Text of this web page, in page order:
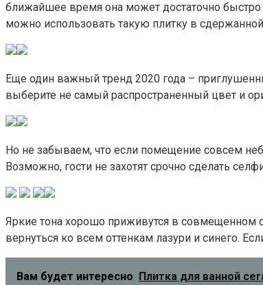
ближайшее время она может достаточно
можно использовать такую плитку в
Еще один важный тренд 2020 года –
выберите не самый распространенный цвет и
Но не забываем, что если помещение совсем
Возможно, гости не захотят срочно сделать
Яркие тона хорошо приживутся в совмещенном
вернуться ко всем оттенкам лазури и синего.
Вам будет интересно Плитка для ванной